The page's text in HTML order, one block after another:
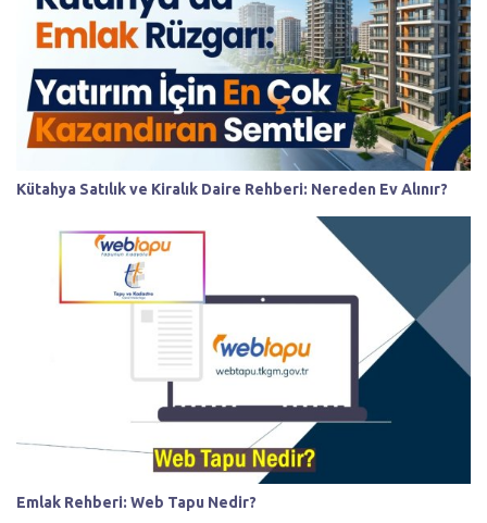
Kütahya Satılık ve Kiralık Daire Rehberi: Nereden Ev Alınır?
Emlak Rehberi: Web Tapu Nedir?